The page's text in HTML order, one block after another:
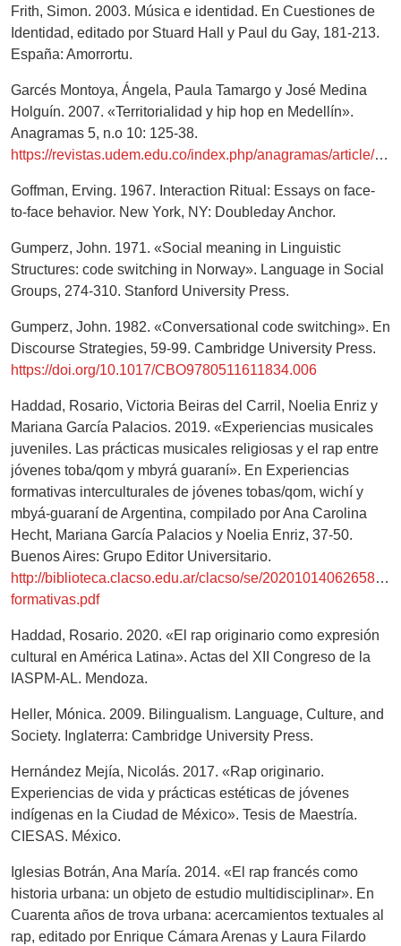
Frith, Simon. 2003. Música e identidad. En Cuestiones de
Identidad, editado por Stuard Hall y Paul du Gay, 181-213.
España: Amorrortu.
Garcés Montoya, Ángela, Paula Tamargo y José Medina
Holguín. 2007. «Territorialidad y hip hop en Medellín».
Anagramas 5, n.o 10: 125-38.
https://revistas.udem.edu.co/index.php/anagramas/article/view/777
Goffman, Erving. 1967. Interaction Ritual: Essays on face-
to-face behavior. New York, NY: Doubleday Anchor.
Gumperz, John. 1971. «Social meaning in Linguistic
Structures: code switching in Norway». Language in Social
Groups, 274-310. Stanford University Press.
Gumperz, John. 1982. «Conversational code switching». En
Discourse Strategies, 59-99. Cambridge University Press.
https://doi.org/10.1017/CBO9780511611834.006
Haddad, Rosario, Victoria Beiras del Carril, Noelia Enriz y
Mariana García Palacios. 2019. «Experiencias musicales
juveniles. Las prácticas musicales religiosas y el rap entre
jóvenes toba/qom y mbyrá guaraní». En Experiencias
formativas interculturales de jóvenes tobas/qom, wichí y
mbyá-guaraní de Argentina, compilado por Ana Carolina
Hecht, Mariana García Palacios y Noelia Enriz, 37-50.
Buenos Aires: Grupo Editor Universitario.
http://biblioteca.clacso.edu.ar/clacso/se/20201014062658/
formativas.pdf
Haddad, Rosario. 2020. «El rap originario como expresión
cultural en América Latina». Actas del XII Congreso de la
IASPM-AL. Mendoza.
Heller, Mónica. 2009. Bilingualism. Language, Culture, and
Society. Inglaterra: Cambridge University Press.
Hernández Mejía, Nicolás. 2017. «Rap originario.
Experiencias de vida y prácticas estéticas de jóvenes
indígenas en la Ciudad de México». Tesis de Maestría.
CIESAS. México.
Iglesias Botrán, Ana María. 2014. «El rap francés como
historia urbana: un objeto de estudio multidisciplinar». En
Cuarenta años de trova urbana: acercamientos textuales al
rap, editado por Enrique Cámara Arenas y Laura Filardo